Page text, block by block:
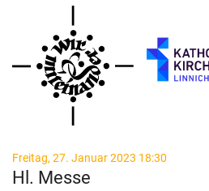
Zum Inhalt springen
Freitag, 27. Januar 2023 18:30
Hl. Messe